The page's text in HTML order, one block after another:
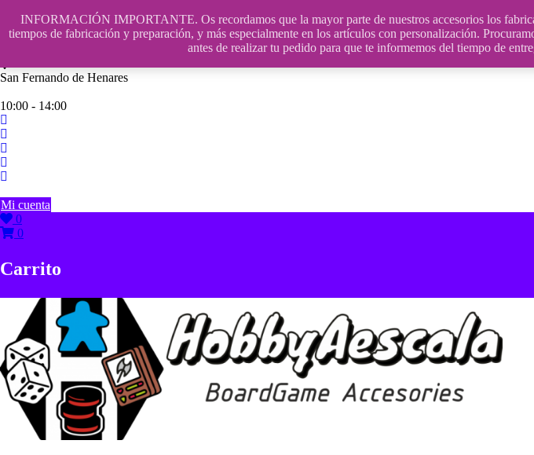
INFORMACIÓN IMPORTANTE. Os recordamos que la mayor parte de nuestros accesorios los
tiempos de fabricación y preparación, y más especialmente en los artículos con personalización.
antes de realizar tu pedido para que te informemos del tiempo de
contenido
609241475 SOLO DE 10:00 a 14:00
San Fernando de Henares
10:00 - 14:00
Mi cuenta
0
0
Carrito